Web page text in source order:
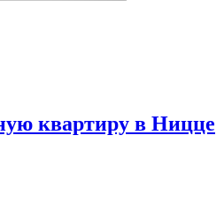
квартиру в Ницце